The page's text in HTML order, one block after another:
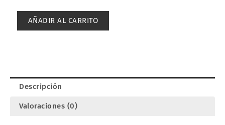
AÑADIR AL CARRITO
Descripción
Valoraciones (0)